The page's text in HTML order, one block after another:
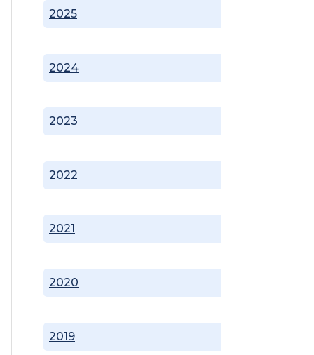
2019
2020
2021
2022
2023
2024
2025